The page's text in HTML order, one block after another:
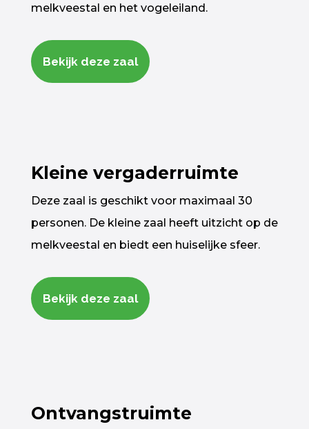
melkveestal en het vogeleiland.
Bekijk deze zaal
Kleine vergaderruimte
Deze zaal is geschikt voor maximaal 30
personen. De kleine zaal heeft uitzicht op de
melkveestal en biedt een huiselijke sfeer.
Bekijk deze zaal
Ontvangstruimte